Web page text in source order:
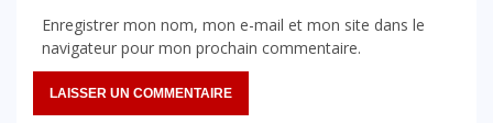
Enregistrer mon nom, mon e-mail et mon site dans le
navigateur pour mon prochain commentaire.